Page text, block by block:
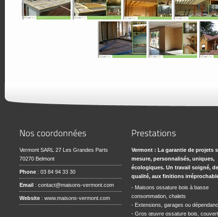
Vermont SARL 27 Les Grandes Parts
70270 Belmont
Phone : 03 84 94 33 30
Email : contact@maisons-vermont.com
Website : www.maisons-vermont.com
Vermont : La garantie de projets
mesure, personnalisés, uniques,
écologiques. Un travail soigné, de
qualité, aux finitions
- Maisons ossature bois à basse
consommation, chalets
- Extensions, garages ou
- Gros œuvre ossature bois,